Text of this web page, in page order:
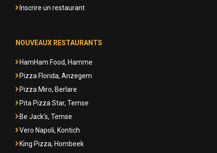
Inscrire un restaurant
NOUVEAUX RESTAURANTS
HamHam Food, Hamme
Pizza Florida, Anzegem
Pizza Miro, Berlare
Pita Pizza Star, Temse
Be Jack's, Temse
Vero Napoli, Kontich
King Pizza, Hombeek